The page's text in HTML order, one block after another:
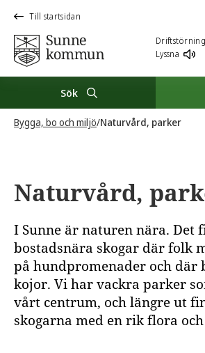
Till startsidan
Lyssna
Sök
Bygga, bo och miljö/Naturvård, parker
Naturvård,
I Sunne är naturen nära. Det
bostadsnära skogar där folk
på hundpromenader och där
kojor. Vi har vackra parker
vårt centrum, och längre ut
skogarna med en rik flora